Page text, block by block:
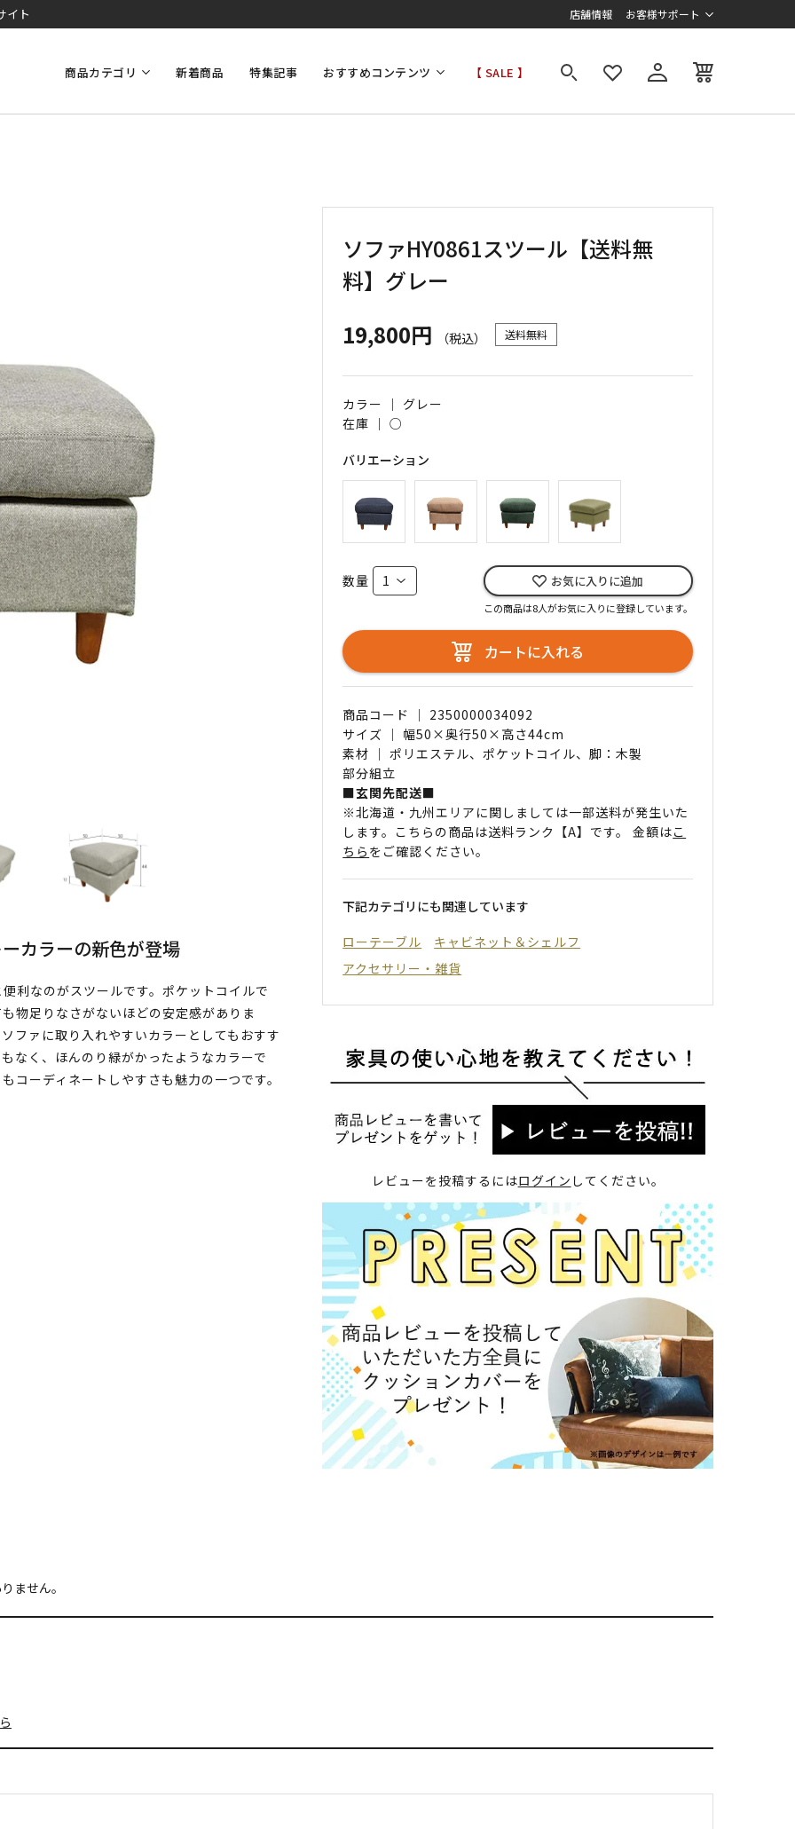
イト 店舗情報 お客様サポート
商品カテゴリ 新着商品 特集記事 おすすめコンテンツ 【 SALE 】
カラーの新色が登場
利なのがスツールです。ポケットコイルで
物足りなさがないほどの安定感がありま
ファに取り入れやすいカラーとしてもおすす
なく、ほんのり緑がかったようなカラーで
コーディネートしやすさも魅力の一つです。
ソファHY0861スツール【送料無
料】グレー
19,800円
（税込） 送料無料
カラー ｜ グレー
在庫 ｜○
バリエーション
数量 お気に入りに追加
この商品は8人がお気に入りに登録しています。
カートに入れる
商品コード ｜ 2350000034092
サイズ ｜ 幅50×奥行50×高さ44cm
素材 ｜ ポリエステル、ポケットコイル、脚：木製
部分組立
■玄関先配送■
※北海道・九州エリアに関しましては一部送料が発生いた
します。こちらの商品は送料ランク【A】です。 金額はこ
ちら をご確認ください。
下記カテゴリにも関連しています
ローテーブル
キャビネット＆シェルフ
アクセサリー・雑貨
レビューを投稿するにはログイン してください。
ません。